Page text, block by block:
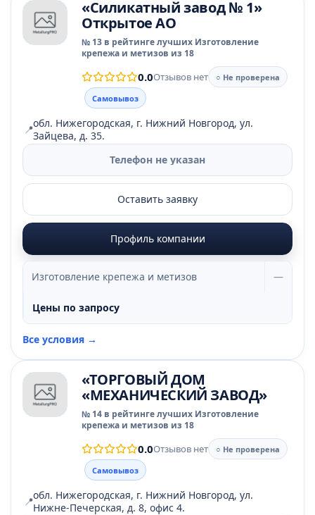
«Силикатный завод № 1»
Открытое АО
№ 13 в рейтинге лучших Изготовление
крепежа и метизов из 18
0.0Отзывов нет
○ Не проверена
Самовывоз
📍обл. Нижегородская, г. Нижний Новгород, ул.
Зайцева, д. 35.
Телефон не указан
Оставить заявку
Профиль компании
Изготовление крепежа и метизов —
Цены по запросу
Все условия →
«ТОРГОВЫЙ ДОМ
«МЕХАНИЧЕСКИЙ ЗАВОД»
№ 14 в рейтинге лучших Изготовление
крепежа и метизов из 18
0.0Отзывов нет
○ Не проверена
Самовывоз
📍обл. Нижегородская, г. Нижний Новгород, ул.
Нижне-Печерская, д. 8, офис 4.